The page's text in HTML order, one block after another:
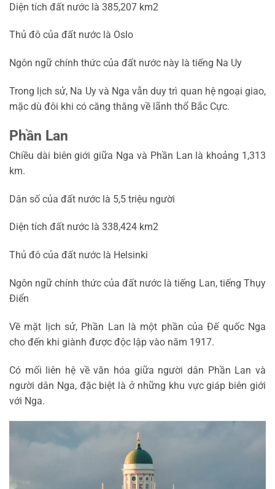
Diện tích đất nước là 385,207 km2
Thủ đô của đất nước là Oslo
Ngôn ngữ chính thức của đất nước này là tiếng Na Uy
Trong lịch sử, Na Uy và Nga vẫn duy trì quan hệ ngoại giao,
mặc dù đôi khi có căng thăng về lãnh thổ Bắc Cực.
Phần Lan
Chiều dài biên giới giữa Nga và Phần Lan là khoảng 1,313
km.
Dân số của đất nước là 5,5 triệu người
Diện tích đất nước là 338,424 km2
Thủ đô của đất nước là Helsinki
Ngôn ngữ chính thức của đất nước là tiếng Lan, tiếng Thụy
Điển
Về mặt lịch sử, Phần Lan là một phần của Đế quốc Nga
cho đến khi giành được độc lập vào năm 1917.
Có mối liên hệ về văn hóa giữa người dân Phần Lan và
người dân Nga, đặc biệt là ở những khu vực giáp biên giới
với Nga.